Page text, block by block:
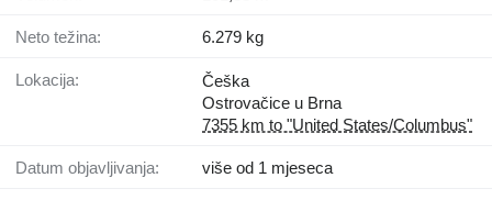
Neto težina: 6.279 kg
Lokacija:
Češka
Ostrovačice u Brna
7355 km to "United States/Columbus"
Datum objavljivanja: više od 1 mjeseca